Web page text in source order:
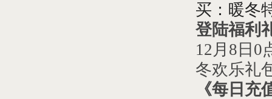
买：暖冬
登陆福利
12 月 8 日 0
冬欢乐礼
《每日充